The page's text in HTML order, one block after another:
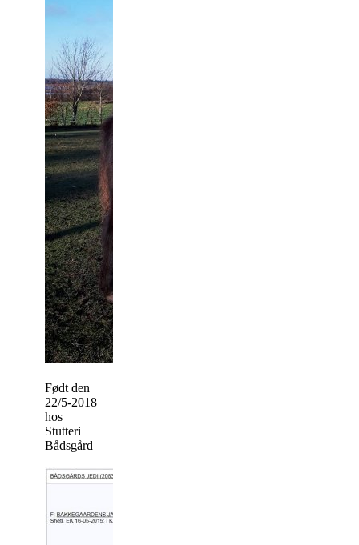
Født den
22/5-2018
hos
Stutteri
Bådsgård